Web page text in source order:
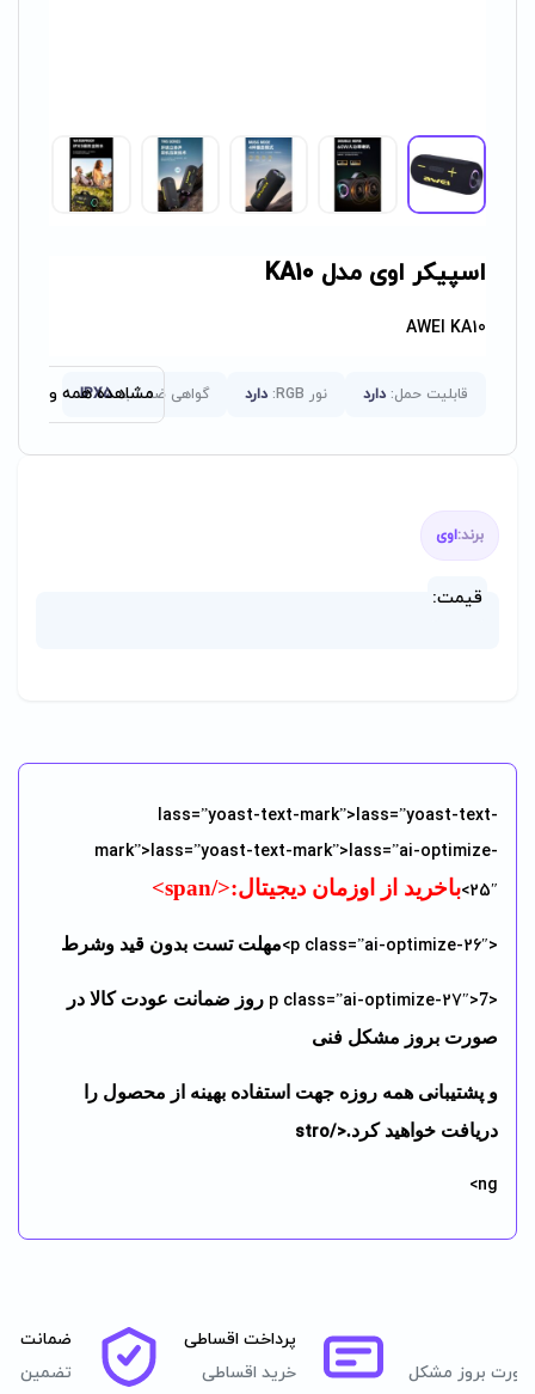
اسپیکر اوی مدل KA10
AWEI KA10
قابلیت حمل: دارد نور RGB: دارد گواهی ضد آب: IPX5
مشاهده همه ویژگی‌ها
برند:اوی
قیمت:
lass=”yoast-text-mark”>lass=”yoast-text-
mark”>lass=”yoast-text-mark”>lass=”ai-optimize-
25″> باخرید از اوزمان دیجیتال:</span>
<p class=”ai-optimize-26″> مهلت تست بدون قید وشرط
<p class=”ai-optimize-27″>
7 روز ضمانت عودت کالا در
صورت بروز مشکل فنی
و پشتیبانی همه روزه جهت استفاده بهینه از محصول را
دریافت خواهید کرد.</stro
ng>
بروز مشکل
پرداخت اقساطی
خرید اقساطی
ضمانت
تضمین